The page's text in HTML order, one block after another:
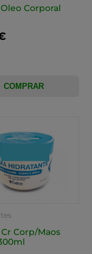
Corporal
COMPRAR
Corp/Maos